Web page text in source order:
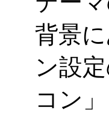
背景
ン設
コン